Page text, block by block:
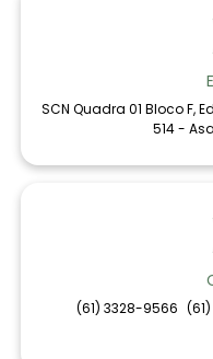
SCN Quadra 01 Bloco F,
514 -
(61) 3328-9566